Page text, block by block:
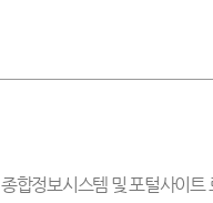
종합정보시스템 및 포털사이트